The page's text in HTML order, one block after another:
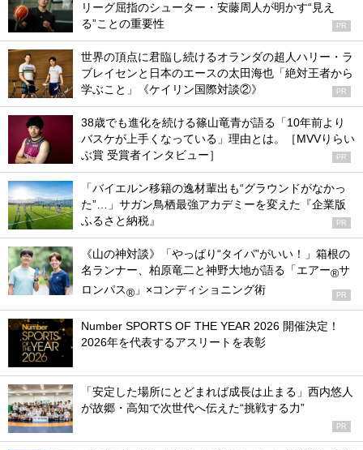
リーグ屈指のシューター・安藤周人が明かす“見え
る”ことの重要性
PR
世界の頂点に君臨し続けるオランダの超人ハリー・ラ
ブレイセンと日本のエースの太田海也「絶対王者から
学ぶこと」《ケイリン国際対談②》
PR
38歳でも進化を続ける篠山竜青が語る「10年前より
バスケが上手くなっている」理由とは。［MVVりらい
ぶ賞 受賞者インタビュー］
PR
「バイエルン移籍の逸材輩出も“グラウンドがなかっ
た”…」サガン鳥栖最強アカデミーを変えた『企業版
ふるさと納税』
PR
《山の神対談》「やっぱり“タイパ”がいい！」箱根の
名ランナー、柏原竜二と神野大地が語る「エアー®サ
ロンパス® 」×コンディショニング術 PR
Number SPORTS OF THE YEAR 2026 開催決定！
2026年を代表するアスリートを表彰
「安定した場所にとどまれば成長は止まる」西内悠人
が故郷・高知で次世代へ伝えた“挑戦する力”
PR